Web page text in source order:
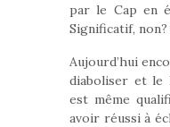
par le Cap en
Significatif, non?
Aujourd’hui
diaboliser et le
est même
avoir réussi à